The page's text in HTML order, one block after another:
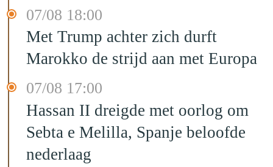
07/08 18:00
Met Trump achter zich durft
Marokko de strijd aan met Europa
07/08 17:00
Hassan II dreigde met oorlog om
Sebta e Melilla, Spanje beloofde
nederlaag